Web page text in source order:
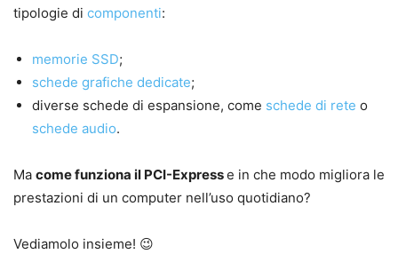
tipologie di componenti:
memorie SSD;
schede grafiche dedicate;
diverse schede di espansione, come schede di rete o
schede audio.
Ma come funziona il PCI-Expresse in che modo migliora le
prestazioni di un computer nell’uso quotidiano?
Vediamolo insieme! 😉